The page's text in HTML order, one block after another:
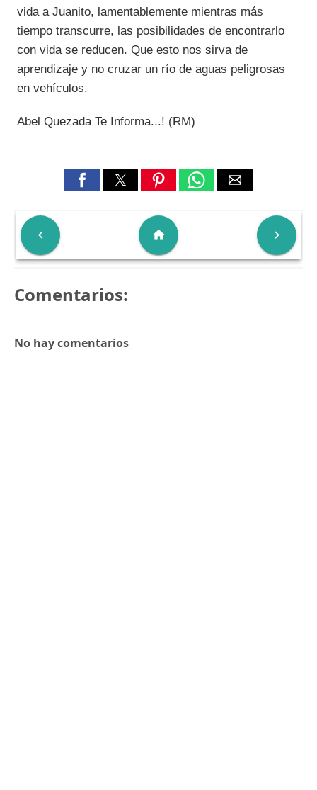
vida a Juanito, lamentablemente mientras más
tiempo transcurre, las posibilidades de encontrarlo
con vida se reducen. Que esto nos sirva de
aprendizaje y no cruzar un río de aguas peligrosas
en vehículos.
Abel Quezada Te Informa...! (RM)
 
home
Comentarios:
No hay comentarios